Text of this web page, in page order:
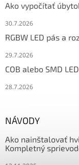
Ako vypočítať
30.7.2026
RGBW LED pás a
29.7.2026
COB alebo SMD
28.7.2026
NÁVODY
Ako nainštalovať
Kompletný